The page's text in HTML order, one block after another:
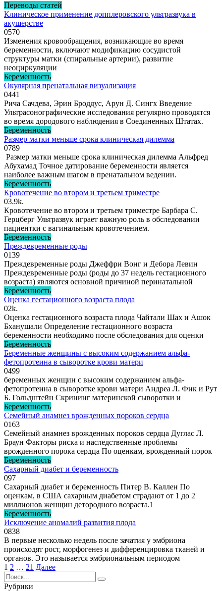
Переводы статей
Клиническое применение допплеровского ультразвука в
акушерстве
0570
Изменения кровообращения, возникающие во время
беременности, включают модификацию сосудистой
структуры матки (спиральные артерии), развитие
неоциркуляции
Беременность
Окулярная пренатальная визуализация
0441
Рича Сачдева, Эрин Броддус, Арун Д. Сингх Введение
Ультрасонографические исследования регулярно проводятся
во время дородового наблюдения в Соединенных Штатах.
Беременность
Размер матки меньше срока клиническая дилемма
0789
Размер матки меньше срока клиническая дилемма Альфред
Абухамад Точное датирование беременности является
наиболее важным шагом в пренатальном ведении.
Беременность
Кровотечение во втором и третьем триместре
03.9k.
Кровотечение во втором и третьем триместре Барбара С.
Герцберг Ультразвук играет важную роль в обследовании
пациентки с вагинальным кровотечением.
Беременность
Преждевременные роды
0139
Преждевременные роды Джеффри Вонг и Дебора Левин
Преждевременные роды (роды до 37 недель гестационного
возраста) являются основной причиной перинатальной
Беременность
Оценка гестационного возраста плода
02k.
Оценка гестационного возраста плода Чайтали Шах и Ашок
Бханушали Определение гестационного возраста
беременности необходимо после обследования для оценки
Беременность
Беременные женщины с высоким содержанием альфа-
фетопротеина в сыворотке крови матери
0499
беременных женщин с высоким содержанием альфа-
фетопротеина в сыворотке крови матери Андреа Л. Фик и Рут
Б. Гольдштейн Скрининг материнской сыворотки и
Беременность
Семейный анамнез врожденных пороков сердца
0163
Семейный анамнез врожденных пороков сердца Дуглас Л.
Браун Факторы риска и наследственные проблемы
врожденного порока сердца По оценкам, врожденный порок
Беременность
Сахарный диабет и беременность
097
Сахарный диабет и беременность Питер В. Каллен По
оценкам, в США сахарным диабетом страдают от 1 до 2
миллионов женщин детородного возраста.1
Беременность
Исключение аномалий развития плода
0838
В первые несколько недель после зачатия у эмбриона
происходят рост, морфогенез и дифференцировка тканей и
органов. Это называется эмбриональным периодом
Навигация
по
записям
1 2 … 21 Далее
Search
for:
Рубрики